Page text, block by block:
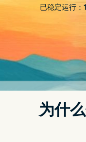
(Cyberpunk 2077) 终於
还导致本作一度从 PS
家的退款。在那之後，
上，并全面延後了次世代
年 2 月，本作的 PS5 以
超大型 1.5 版更新一同正
式告一段落。而现在，大
充内容的对白也开始在网
nordvpn国内能用吗，